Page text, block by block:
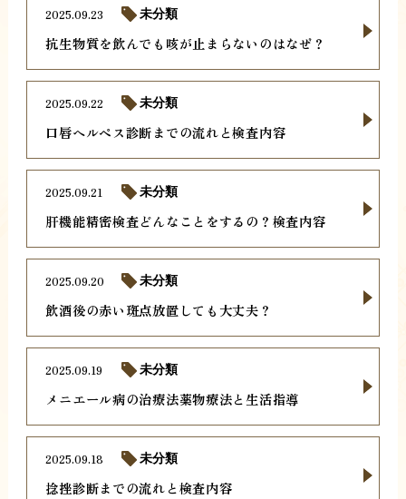
抗生物質を飲んでも咳が止まらないのはなぜ？
2025.09.23 未分類
口唇ヘルペス診断までの流れと検査内容
2025.09.22 未分類
肝機能精密検査どんなことをするの？検査内容
2025.09.21 未分類
飲酒後の赤い斑点放置しても大丈夫？
2025.09.20 未分類
メニエール病の治療法薬物療法と生活指導
2025.09.19 未分類
捻挫診断までの流れと検査内容
2025.09.18 未分類